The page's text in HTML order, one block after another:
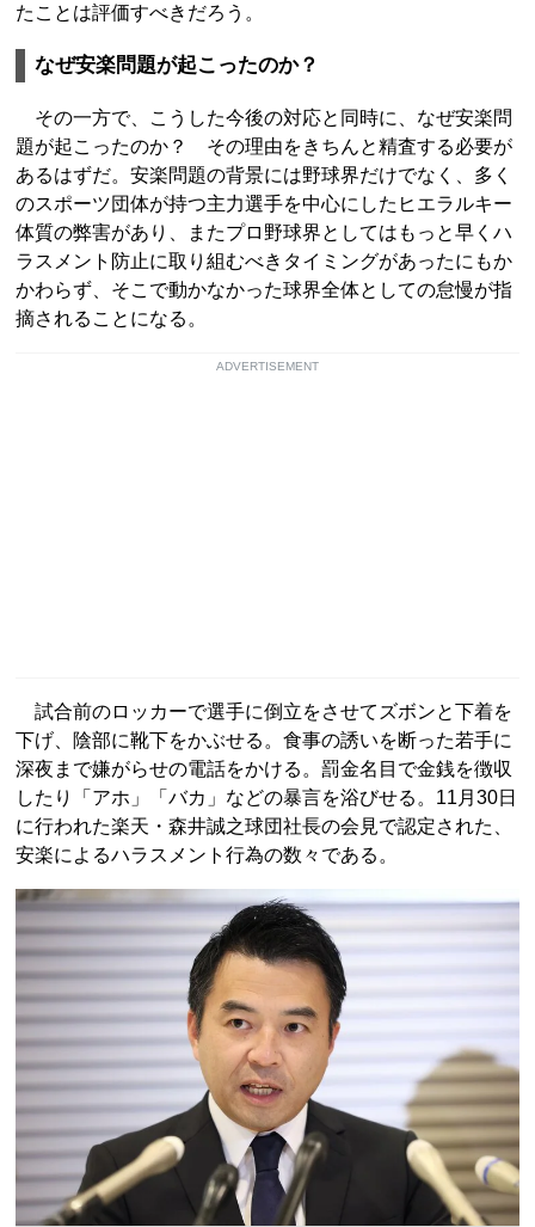
たことは評価すべきだろう。
なぜ安楽問題が起こったのか？
その一方で、こうした今後の対応と同時に、なぜ安楽問
題が起こったのか？ その理由をきちんと精査する必要が
あるはずだ。安楽問題の背景には野球界だけでなく、多く
のスポーツ団体が持つ主力選手を中心にしたヒエラルキー
体質の弊害があり、またプロ野球界としてはもっと早くハ
ラスメント防止に取り組むべきタイミングがあったにもか
かわらず、そこで動かなかった球界全体としての怠慢が指
摘されることになる。
ADVERTISEMENT
試合前のロッカーで選手に倒立をさせてズボンと下着を
下げ、陰部に靴下をかぶせる。食事の誘いを断った若手に
深夜まで嫌がらせの電話をかける。罰金名目で金銭を徴収
したり「アホ」「バカ」などの暴言を浴びせる。11月30日
に行われた楽天・森井誠之球団社長の会見で認定された、
安楽によるハラスメント行為の数々である。